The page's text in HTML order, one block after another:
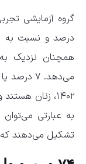
همچنان نزدیک
تشکیل می‌دهند